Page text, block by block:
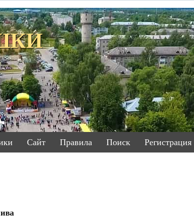
Сайт Правила Поиск Регистрация